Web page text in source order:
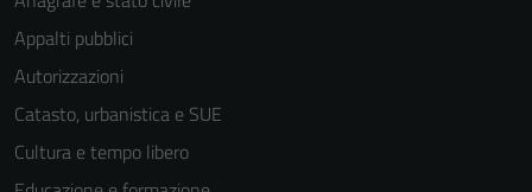
Appalti pubblici
Autorizzazioni
Catasto, urbanistica e SUE
Cultura e tempo libero